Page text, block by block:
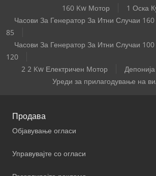
160 Kw Мотор
1 Оска
Часови За Генератор За Итни Случаи
85
Часови За Генератор За Итни Случаи
120
2 2 Kw Електричен Мотор
Уреди за прилагодување на
Продава
Објавување огласи
Управувајте со огласи